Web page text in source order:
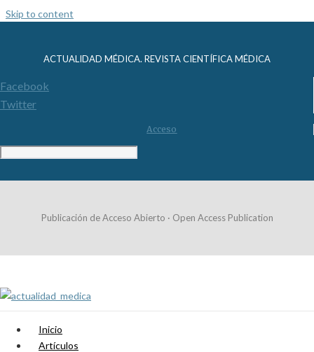
Skip to content
ACTUALIDAD MÉDICA. REVISTA CIENTÍFICA MÉDICA
Facebook
Twitter
Acceso
Publicación de Acceso Abierto · Open Access Publication
Inicio
Artículos